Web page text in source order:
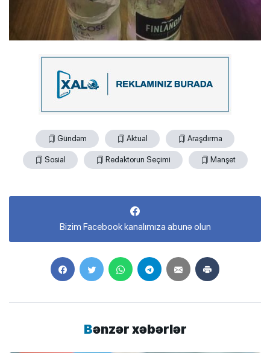
Gündəm Aktual Araşdırma
Sosial Redaktorun Seçimi Manşet
Bizim Facebook kanalımıza abunə olun
Bənzər xəbərlər